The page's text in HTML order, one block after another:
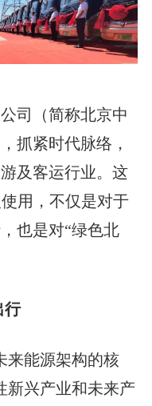
司（简称北京中
抓紧时代脉络，
及客运行业。这
用，不仅是对于
也是对“绿色北
行
来能源架构的核
新兴产业和未来产